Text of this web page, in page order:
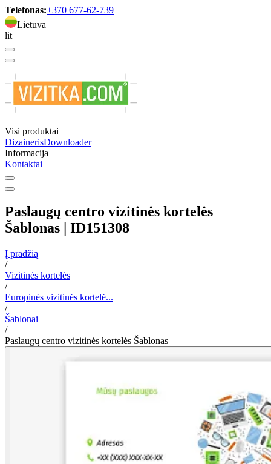
Telefonas:+370 677-62-739
Lietuva
lit
Visi produktai
DizainerisDownloader
Informacija
Kontaktai
Paslaugų centro vizitinės kortelės
Šablonas | ID151308
Į pradžią
/
Vizitinės kortelės
/
Europinės vizitinės kortelė...
/
Šablonai
/
Paslaugų centro vizitinės kortelės Šablonas